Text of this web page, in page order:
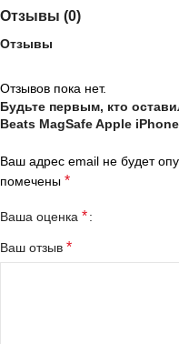
Отзывы (0)
Отзывы
Отзывов пока нет.
Будьте первым, кто
Beats MagSafe Apple
Ваш адрес email не будет
помечены *
Ваша оценка *
Ваш отзыв *